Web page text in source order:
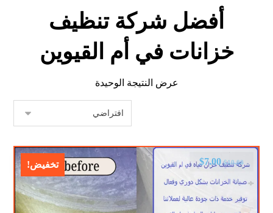
أفضل شركة تنظيف
خزانات في أم القيوين
عرض النتيجة الوحيدة
تخفيض! $10.00
$7.00